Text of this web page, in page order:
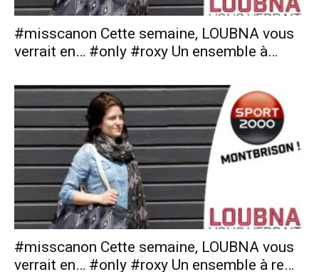
#misscanon Cette semaine, LOUBNA vous
verrait en… #only #roxy Un ensemble à…
#misscanon Cette semaine, LOUBNA vous
verrait en… #only #roxy Un ensemble à re…